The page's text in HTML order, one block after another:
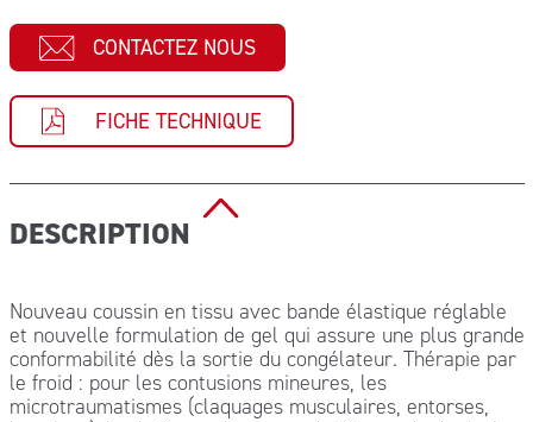
CONTACTEZ NOUS
FICHE TECHNIQUE
DESCRIPTION
Nouveau coussin en tissu avec bande élastique réglable
et nouvelle formulation de gel qui assure une plus grande
conformabilité dès la sortie du congélateur. Thérapie par
le froid : pour les contusions mineures, les
microtraumatismes (claquages musculaires, entorses,